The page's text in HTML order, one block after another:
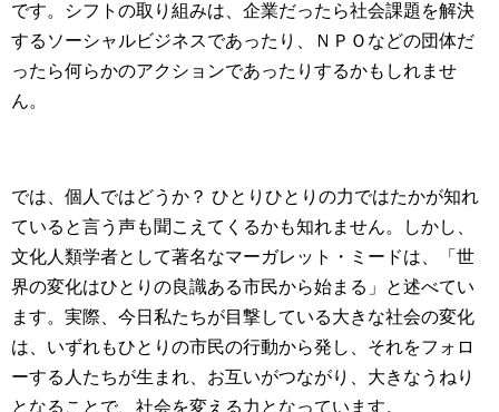
です。シフトの取り組みは、企業だったら社会課題を解決
するソーシャルビジネスであったり、ＮＰＯなどの団体だ
ったら何らかのアクションであったりするかもしれませ
ん。
では、個人ではどうか？ ひとりひとりの力ではたかが知れ
ていると言う声も聞こえてくるかも知れません。しかし、
文化人類学者として著名なマーガレット・ミードは、「世
界の変化はひとりの良識ある市民から始まる」と述べてい
ます。実際、今日私たちが目撃している大きな社会の変化
は、いずれもひとりの市民の行動から発し、それをフォロ
ーする人たちが生まれ、お互いがつながり、大きなうねり
となることで、社会を変える力となっています。